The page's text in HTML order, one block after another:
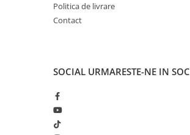
Politica de livrare
Contact
SOCIAL URMARESTE-NE IN